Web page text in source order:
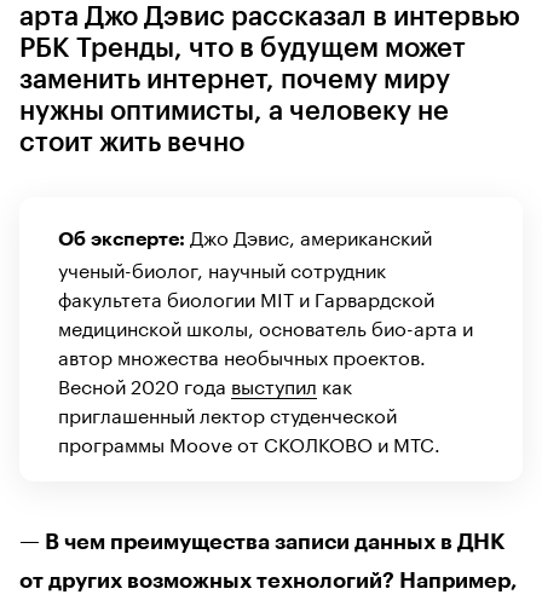
арта Джо Дэвис рассказал в интервью
РБК Тренды, что в будущем может
заменить интернет, почему миру
нужны оптимисты, а человеку не
стоит жить вечно
Об эксперте: Джо Дэвис, американский
ученый-биолог, научный сотрудник
факультета биологии MIT и Гарвардской
медицинской школы, основатель био-арта и
автор множества необычных проектов.
Весной 2020 года выступил как
приглашенный лектор студенческой
программы Moove от СКОЛКОВО и МТС.
— В чем преимущества записи данных в ДНК
от других возможных технологий? Например,